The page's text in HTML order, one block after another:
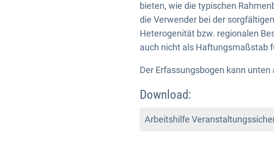
bieten, wie die typischen
die Verwender bei der
Heterogenität bzw. regionalen
auch nicht als Haftungsmaßstab
Der Erfassungsbogen kann
Download:
Arbeitshilfe